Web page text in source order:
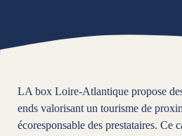
LA box Loire-Atlantique propose d
ends valorisant un tourisme de
écoresponsable des prestataires. Ce